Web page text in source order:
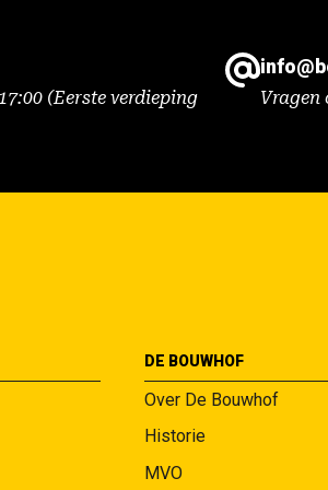
(Eerste verdieping Vragen
DE BOUWHOF
Over De Bouwhof
Historie
MVO